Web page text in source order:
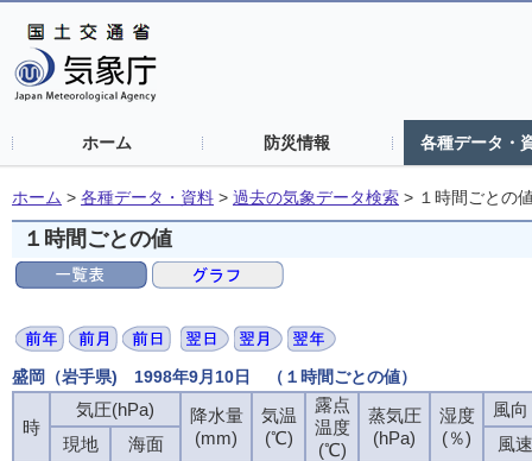
ホーム 防災情報 各種データ・
ホーム > 各種データ・資料 > 過去の気象データ検索 > １時間ごとの
１時間ごとの値
盛岡（岩手県) 1998年9月10日 （１時間ごとの値）
時
気圧(hPa)
降水量
(mm)
気温
(℃)
露点
温度
(℃)
蒸気圧
(hPa)
湿度
(％)
風
現地
海面
風速
時
気圧(hPa)
降水量
(mm)
気温
(℃)
露点
温度
(℃)
蒸気圧
(hPa)
湿度
(％)
風
現地
海面
風速
時
気圧(hPa)
降水量
(mm)
気温
(℃)
露点
温度
(℃)
蒸気圧
(hPa)
湿度
(％)
風
現地
海面
風速
時
気圧(hPa)
降水量
(mm)
気温
(℃)
露点
温度
(℃)
蒸気圧
(hPa)
湿度
(％)
風
現地
海面
風速